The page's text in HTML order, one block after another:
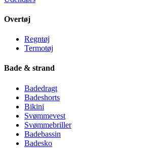
Overtøj
Regntøj
Termotøj
Bade & strand
Badedragt
Badeshorts
Bikini
Svømmevest
Svømmebriller
Badebassin
Badesko